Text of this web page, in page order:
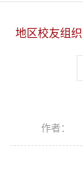
地区校友组
作者：